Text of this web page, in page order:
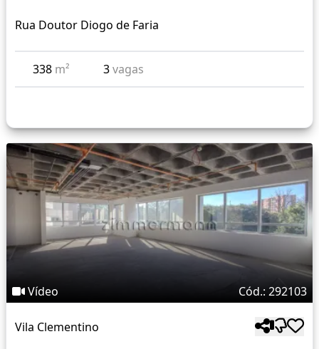
Rua Doutor Diogo de Faria
338 m² 3vagas
Vídeo Cód.: 292103
Vila Clementino